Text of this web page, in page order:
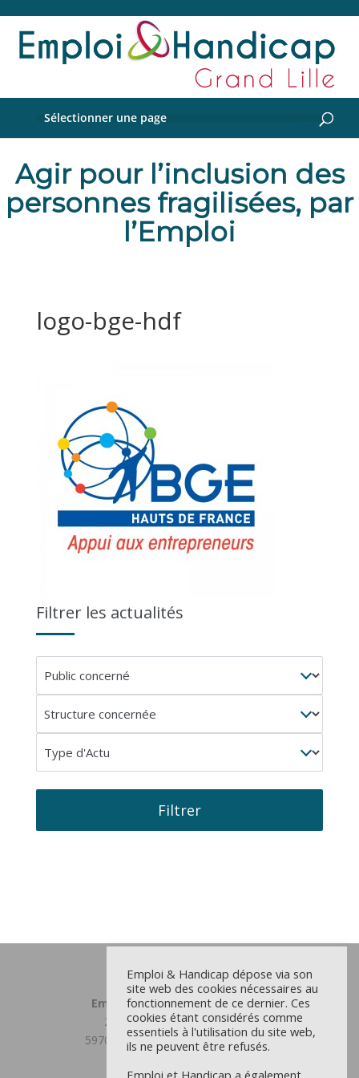
Sélectionner une page
Agir pour l’inclusion des
personnes fragilisées, par
l’Emploi
logo-bge-hdf
Filtrer les actualités
concerné
concernée
d'Actu
Filtrer
Emploi et Handicap Grand Lille
23 chemin du Moulin Delmar
59708 MARCQ EN BAROEUL CEDEX
03 59 31 81 00
Emploi & Handicap dépose via son
site web des cookies nécessaires au
fonctionnement de ce dernier. Ces
cookies étant considérés comme
essentiels à l'utilisation du site web,
ils ne peuvent être refusés.
Emploi et Handicap a également